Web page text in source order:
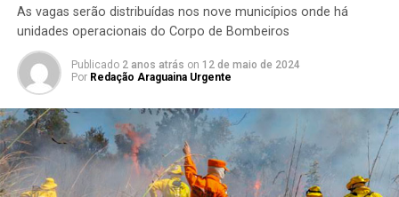
As vagas serão distribuídas nos nove municípios onde há
unidades operacionais do Corpo de Bombeiros
Publicado 2 anos atrás on 12 de maio de 2024
Por Redação Araguaina Urgente